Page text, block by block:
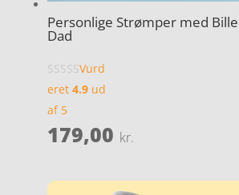
Personlige Strømper med
Dad
Vurd
eret 4.9ud
af 5
179,00 kr.